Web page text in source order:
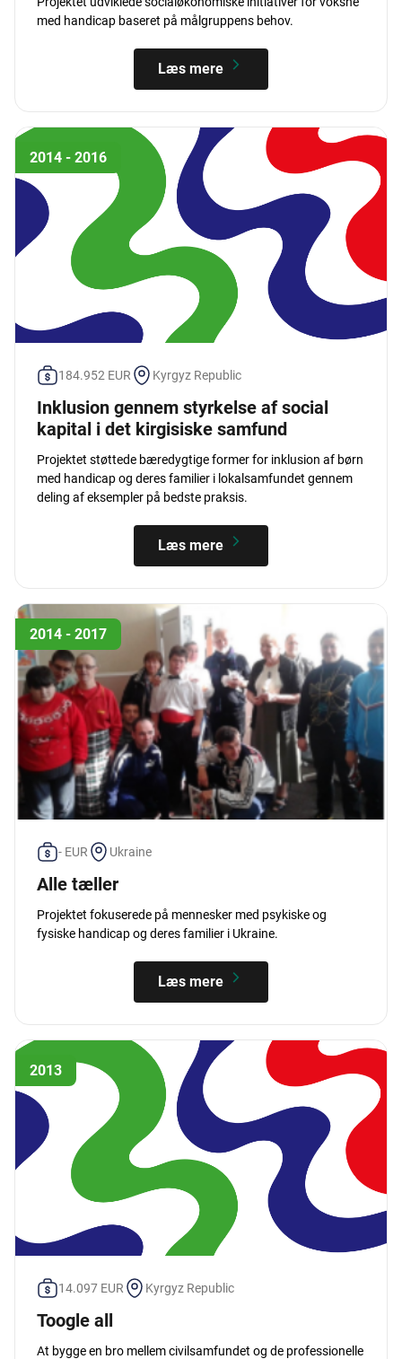
med handicap baseret på målgruppens behov.
Læs mere
2014 - 2016
184.952 EUR Kyrgyz Republic
Inklusion gennem styrkelse af social
kapital i det kirgisiske samfund
Projektet støttede bæredygtige former for inklusion af børn
med handicap og deres familier i lokalsamfundet gennem
deling af eksempler på bedste praksis.
Læs mere
2014 - 2017
- EUR Ukraine
Alle tæller
Projektet fokuserede på mennesker med psykiske og
fysiske handicap og deres familier i Ukraine.
Læs mere
2013
14.097 EUR Kyrgyz Republic
Toogle all
At bygge en bro mellem civilsamfundet og de professionelle